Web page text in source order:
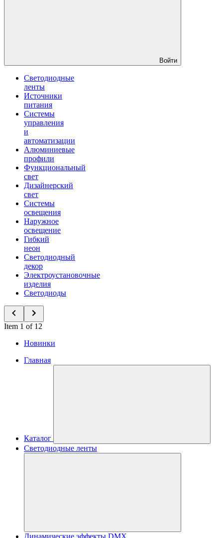
Войти
Светодиодные
ленты
Источники
питания
Системы
управления
и
автоматизации
Алюминиевые
профили
Функциональный
свет
Дизайнерский
свет
Системы
освещения
Наружное
освещение
Гибкий
неон
Светодиодный
декор
Электроустановочные
изделия
Светодиоды
Item 1 of 12
Новинки
Главная
Каталог
Светодиодные ленты
Динамические эффекты DMX